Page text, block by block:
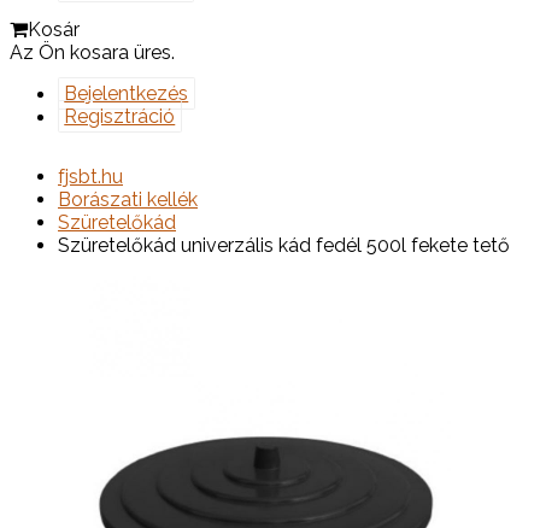
Kosár
Az Ön kosara üres.
Bejelentkezés
Regisztráció
fjsbt.hu
Borászati kellék
Szüretelőkád
Szüretelőkád univerzális kád fedél 500l fekete tető